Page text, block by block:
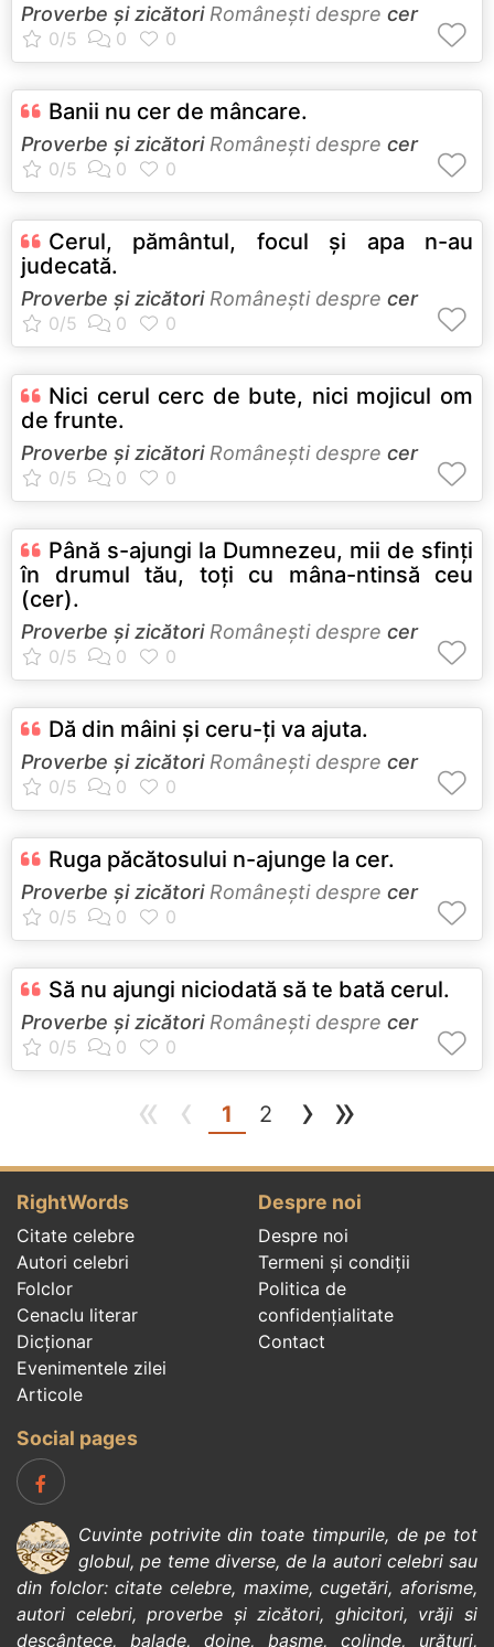
Proverbe și zicătoriRomâneşti despre cer
Banii nu cer de mâncare.
Proverbe și zicătoriRomâneşti despre cer
Cerul, pământul, focul şi apa n-au
judecată.
Proverbe și zicătoriRomâneşti despre cer
Nici cerul cerc de bute, nici mojicul om
de frunte.
Proverbe și zicătoriRomâneşti despre cer
Până s-ajungi la Dumnezeu, mii de sfinţi
în drumul tău, toţi cu mâna-ntinsă ceu
(cer).
Proverbe și zicătoriRomâneşti despre cer
Dă din mâini şi ceru-ţi va ajuta.
Proverbe și zicătoriRomâneşti despre cer
Ruga păcătosului n-ajunge la cer.
Proverbe și zicătoriRomâneşti despre cer
Să nu ajungi niciodată să te bată cerul.
Proverbe și zicătoriRomâneşti despre cer
« ‹ 1 (current)
2 › »
RightWords
Citate celebre
Autori celebri
Folclor
Cenaclu literar
Dicționar
Evenimentele zilei
Articole
Despre noi
Despre noi
Termeni și condiții
Politica de
confidenţialitate
Contact
Social pages
Cuvinte potrivite din toate timpurile, de pe tot
globul, pe teme diverse, de la autori celebrisau
din folclor:citate celebre, maxime,cugetări,aforisme,
autori celebri,proverbe și zicători, ghicitori, vrăji si
descântece, balade, doine, basme, colinde, urături,